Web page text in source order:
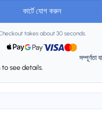
কার্টে যোগ করুন
takes about 30 seconds.
সম্পূর্ণতা
see details.